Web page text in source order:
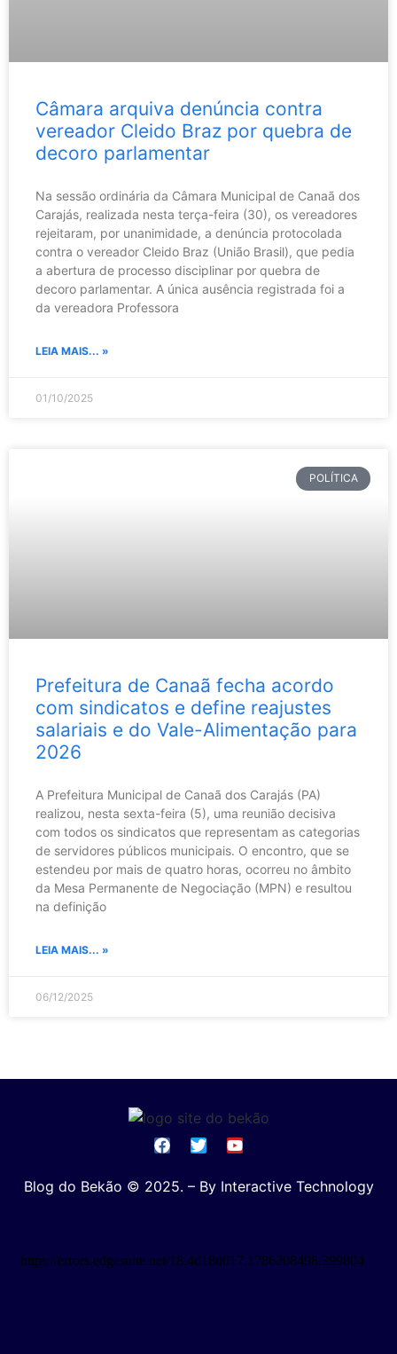
Câmara arquiva denúncia contra
vereador Cleido Braz por quebra de
decoro parlamentar
Na sessão ordinária da Câmara Municipal de Canaã dos
Carajás, realizada nesta terça-feira (30), os vereadores
rejeitaram, por unanimidade, a denúncia protocolada
contra o vereador Cleido Braz (União Brasil), que pedia
a abertura de processo disciplinar por quebra de
decoro parlamentar. A única ausência registrada foi a
da vereadora Professora
LEIA MAIS... »
01/10/2025
POLÍTICA
Prefeitura de Canaã fecha acordo
com sindicatos e define reajustes
salariais e do Vale-Alimentação para
2026
A Prefeitura Municipal de Canaã dos Carajás (PA)
realizou, nesta sexta-feira (5), uma reunião decisiva
com todos os sindicatos que representam as categorias
de servidores públicos municipais. O encontro, que se
estendeu por mais de quatro horas, ocorreu no âmbito
da Mesa Permanente de Negociação (MPN) e resultou
na definição
LEIA MAIS... »
06/12/2025
Blog do Bekão © 2025. – By Interactive Technology